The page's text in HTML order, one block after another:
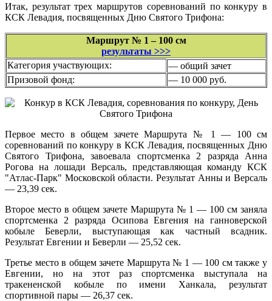
Итак, результат трех маршрутов соревнований по конкуру в
КСК Левадия, посвященных Дню Святого Трифона:
Маршрут № 1 – 100 см
результаты >>>
Категория участвующих:
— общий зачет
Призовой фонд:
— 10 000 руб.
Первое место в общем зачете Маршрута № 1 — 100 см
соревнований по конкуру в КСК Левадия, посвященных Дню
Святого Трифона, завоевала спортсменка 2 разряда Анна
Рогова на лошади Версаль, представляющая команду КСК
"Атлас-Парк" Московской области. Результат Анны и Версаль
— 23,39 сек.
Второе место в общем зачете Маршрута № 1 — 100 см заняла
спортсменка 2 разряда Осипова Евгения на ганноверской
кобыле Беверли, выступающая как частный всадник.
Результат Евгении и Беверли — 25,52 сек.
Третье место в общем зачете Маршрута № 1 — 100 см также у
Евгении, но на этот раз спортсменка выступала на
тракененской кобыле по имени Ханкала, результат
спортивной пары — 26,37 сек.